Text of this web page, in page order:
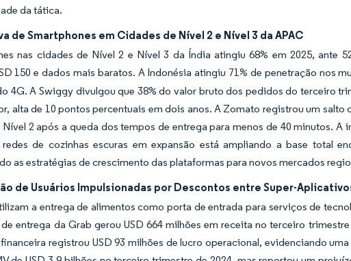
da tática.
de Smartphones em Cidades de Nível 2 e Nível 3 da APAC
nas cidades de Nível 2 e Nível 3 da Índia atingiu 68% em 2025, ante
150 e dados mais baratos. A Indonésia atingiu 71% de penetração nos
4G. A Swiggy divulgou que 38% do valor bruto dos pedidos do terceiro
alta de 10 pontos percentuais em dois anos. A Zomato registrou um salto
2 após a queda dos tempos de entrega para menos de 40 minutos. A
de cozinhas escuras em expansão está ampliando a base total
as estratégias de crescimento das plataformas para novos mercados
de Usuários Impulsionadas por Descontos entre Super-
a entrega de alimentos como porta de entrada para serviços de
entrega da Grab gerou USD 664 milhões em receita no terceiro
registrou USD 93 milhões de lucro operacional, evidenciando